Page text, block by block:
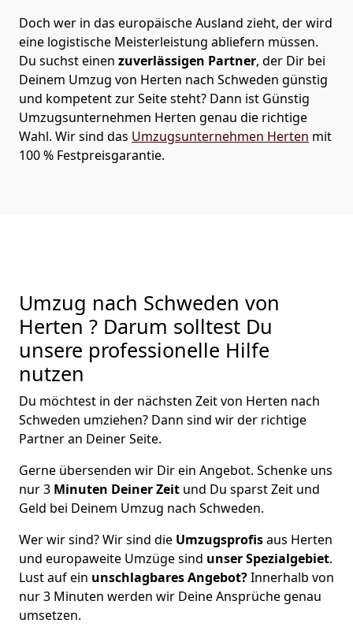
Doch wer in das europäische Ausland zieht, der wird
eine logistische Meisterleistung abliefern müssen.
Du suchst einen zuverlässigen Partner, der Dir bei
Deinem Umzug von Herten nach Schweden günstig
und kompetent zur Seite steht? Dann ist Günstig
Umzugsunternehmen Herten genau die richtige
Wahl. Wir sind das Umzugsunternehmen Herten mit
100 % Festpreisgarantie.
Umzug nach Schweden von
Herten ? Darum solltest Du
unsere professionelle Hilfe
nutzen
Du möchtest in der nächsten Zeit von Herten nach
Schweden umziehen? Dann sind wir der richtige
Partner an Deiner Seite.
Gerne übersenden wir Dir ein Angebot. Schenke uns
nur3 Minuten Deiner Zeit und Du sparst Zeit und
Geld bei Deinem Umzug nach Schweden.
Wer wir sind? Wir sind die Umzugsprofisaus Herten
und europaweite Umzüge sind unser Spezialgebiet.
Lust auf ein unschlagbares Angebot?Innerhalb von
nur3 Minuten werden wir Deine Ansprüche genau
umsetzen.